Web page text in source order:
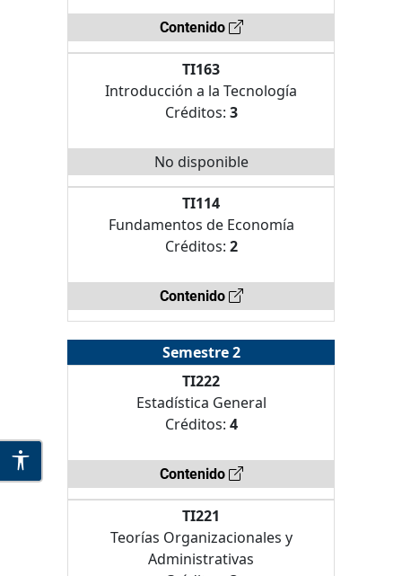
Contenido
TI163
Introducción a la Tecnología
Créditos: 3
No disponible
TI114
Fundamentos de Economía
Créditos: 2
Contenido
Semestre 2
TI222
Estadística General
Créditos: 4
Contenido
TI221
Teorías Organizacionales y
Administrativas